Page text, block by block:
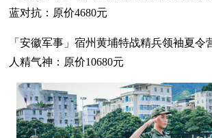
蓝对抗：原价4680元
「安徽军事」宿州黄埔特战精兵领袖夏令
人精气神：原价10680元